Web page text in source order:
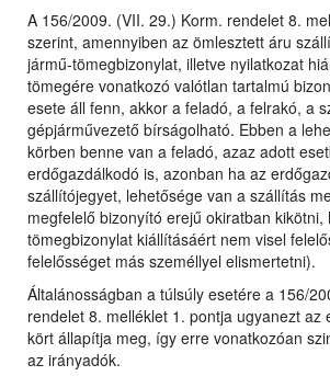
A 156/2009. (VII. 29.) Korm. rendelet 8.
szerint, amennyiben az ömlesztett áru
jármű-tömegbizonylat, illetve nyilatkozat
tömegére vonatkozó valótlan tartalmú
esete áll fenn, akkor a feladó, a felrakó, a
gépjárművezető bírságolható. Ebben a
körben benne van a feladó, azaz adott
erdőgazdálkodó is, azonban ha az
szállítójegyet, lehetősége van a szállítás
megfelelő bizonyító erejű okiratban kikötni,
tömegbizonylat kiállításáért nem visel
felelősséget más személlyel elismertetni).
Általánosságban a túlsúly esetére a 156/
rendelet 8. melléklet 1. pontja ugyanezt az
kört állapítja meg, így erre vonatkozóan
az irányadók.